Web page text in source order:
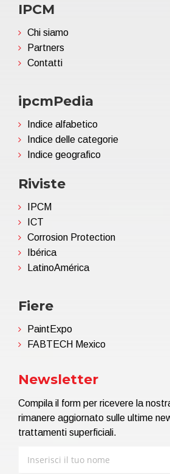
IPCM
Chi siamo
Partners
Contatti
ipcmPedia
Indice alfabetico
Indice delle categorie
Indice geografico
Riviste
IPCM
ICT
Corrosion Protection
Ibérica
LatinoAmérica
Fiere
PaintExpo
FABTECH Mexico
Newsletter
Compila il form per ricevere la
rimanere aggiornato sulle ultime
trattamenti superficiali.